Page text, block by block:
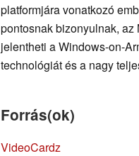
platformjára vonatkozó
pontosnak bizonyulnak,
jelentheti a Windows-on-
technológiát és a nagy
Forrás(ok)
VideoCardz